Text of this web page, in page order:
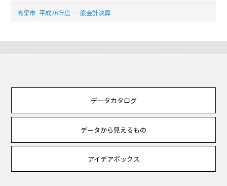
高梁市_平成26年度_一般会計決算
データカタログ
データから見えるもの
アイデアボックス